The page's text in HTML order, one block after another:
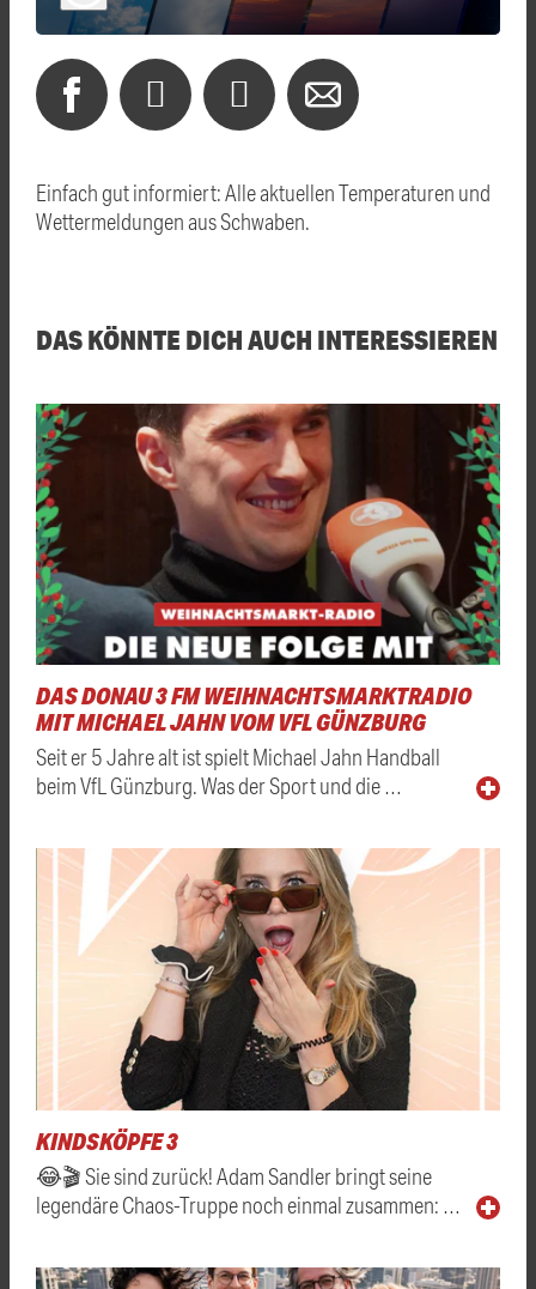
Einfach gut informiert: Alle aktuellen Temperaturen und
Wettermeldungen aus Schwaben.
DAS KÖNNTE DICH AUCH INTERESSIEREN
DAS DONAU 3 FM WEIHNACHTSMARKTRADIO
MIT MICHAEL JAHN VOM VFL GÜNZBURG
Seit er 5 Jahre alt ist spielt Michael Jahn Handball
beim VfL Günzburg. Was der Sport und die …
KINDSKÖPFE 3
😂🎬 Sie sind zurück! Adam Sandler bringt seine
legendäre Chaos-Truppe noch einmal zusammen: …